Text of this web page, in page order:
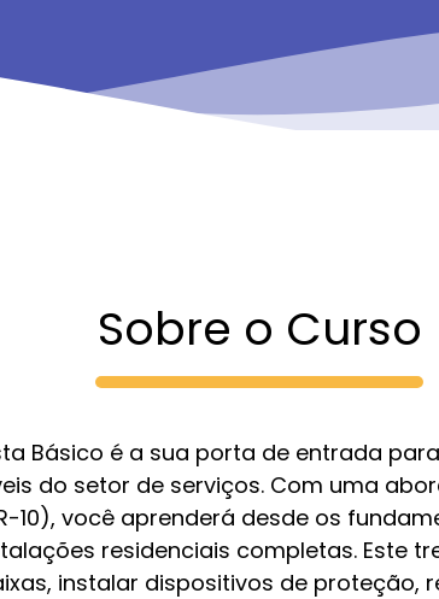
Sobre o Curso
Básico é a sua porta de entrada
do setor de serviços. Com uma
10), você aprenderá desde os
residenciais completas. Este
instalar dispositivos de proteção,